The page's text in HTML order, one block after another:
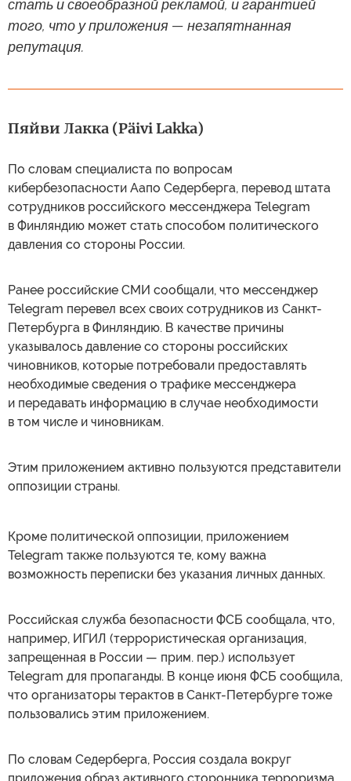
стать и своеобразной рекламой, и гарантией
того, что у приложения — незапятнанная
репутация.
Пяйви Лакка (Päivi Lakka)
По словам специалиста по вопросам
кибербезопасности Аапо Седерберга, перевод штата
сотрудников российского мессенджера Telegram
в Финляндию может стать способом политического
давления со стороны России.
Ранее российские СМИ сообщали, что мессенджер
Telegram перевел всех своих сотрудников из Санкт-
Петербурга в Финляндию. В качестве причины
указывалось давление со стороны российских
чиновников, которые потребовали предоставлять
необходимые сведения о трафике мессенджера
и передавать информацию в случае необходимости
в том числе и чиновникам.
Этим приложением активно пользуются представители
оппозиции страны.
Кроме политической оппозиции, приложением
Telegram также пользуются те, кому важна
возможность переписки без указания личных данных.
Российская служба безопасности ФСБ сообщала, что,
например, ИГИЛ (террористическая организация,
запрещенная в России — прим. пер.) использует
Telegram для пропаганды. В конце июня ФСБ сообщила,
что организаторы терактов в Санкт-Петербурге тоже
пользовались этим приложением.
По словам Седерберга, Россия создала вокруг